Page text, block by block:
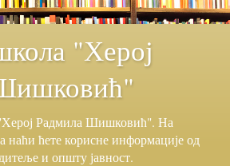
"Херој
‎Радмила Шишковић".‎ На
наћи ћете корисне информације ‎од
и општу јавност.‎